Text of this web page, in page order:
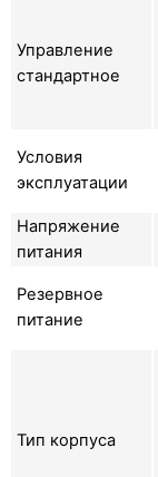
Управление
стандартное
Условия
эксплуатации
Напряжение
питания
Резервное
питание
Тип корпуса